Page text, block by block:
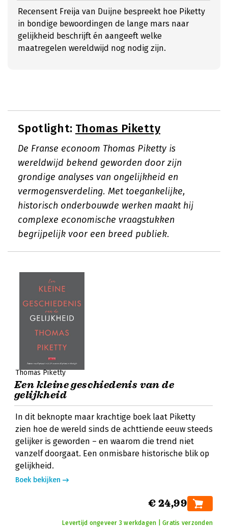
Recensent Freija van Duijne bespreekt hoe Piketty
in bondige bewoordingen de lange mars naar
gelijkheid beschrijft én aangeeft welke
maatregelen wereldwijd nog nodig zijn.
Spotlight: Thomas Piketty
De Franse econoom Thomas Piketty is
wereldwijd bekend geworden door zijn
grondige analyses van ongelijkheid en
vermogensverdeling. Met toegankelijke,
historisch onderbouwde werken maakt hij
complexe economische vraagstukken
begrijpelijk voor een breed publiek.
Thomas Piketty
Een kleine geschiedenis van de
gelijkheid
In dit beknopte maar krachtige boek laat Piketty
zien hoe de wereld sinds de achttiende eeuw steeds
gelijker is geworden – en waarom die trend niet
vanzelf doorgaat. Een onmisbare historische blik op
gelijkheid.
Boek bekijken
€ 24,99
Levertijd ongeveer 3 werkdagen | Gratis verzonden